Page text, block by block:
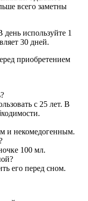
всего заметны
используйте 1
30 дней.
приобретением
с 25 лет. В
и некомедогенным.
100 мл.
его перед сном.